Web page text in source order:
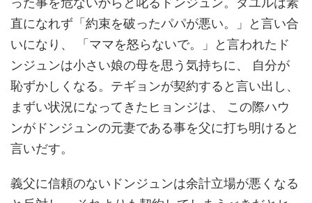
直になれず「約束を破ったパパが悪い。」と言い合
いになり、 「ママを怒らないで。」と言われたド
ンジュンは小さい娘の母を思う気持ちに、 自分が
恥ずかしくなる。テギョンが契約すると言い出し、
まずい状況になってきたヒョンジは、 この際ハウ
ンがドンジュンの元妻である事を父に打ち明けると
言いだす。
義父に信頼のないドンジュンは余計立場が悪くなる